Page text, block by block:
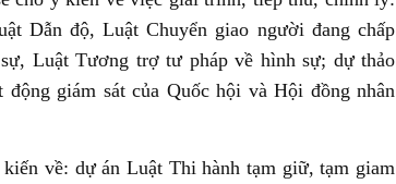
Dẫn độ, Luật Chuyển giao người đang chấp
Luật Tương trợ tư pháp về hình sự; dự thảo
giám sát của Quốc hội và Hội đồng nhân
về: dự án Luật Thi hành tạm giữ, tạm giam